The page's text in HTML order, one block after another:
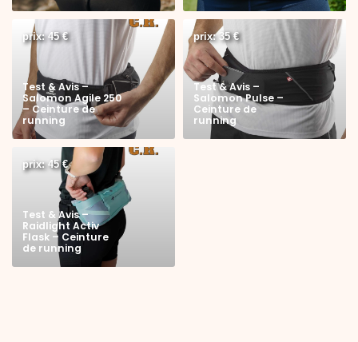
prix: 45 €
Test & Avis –
Salomon Agile 250
– Ceinture de
running
prix: 35 €
Test & Avis –
Salomon Pulse –
Ceinture de
running
prix: 45 €
Test & Avis –
Raidlight Activ
Flask – Ceinture
de running